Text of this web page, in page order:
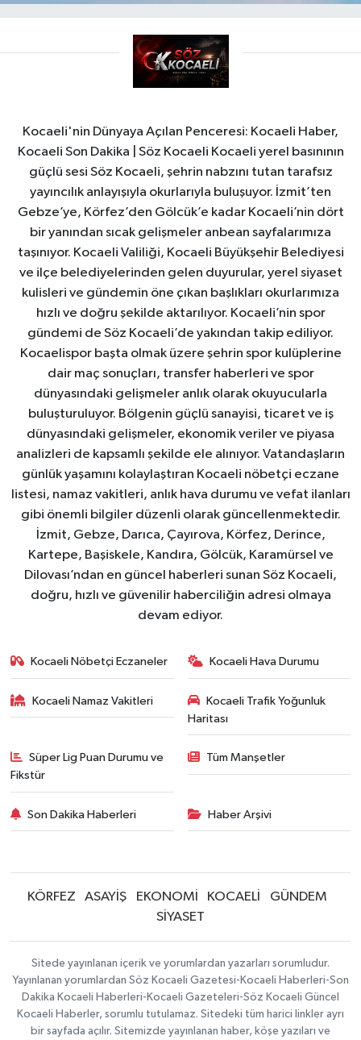
Kocaeli'nin Dünyaya Açılan Penceresi: Kocaeli Haber,
Kocaeli Son Dakika | Söz Kocaeli Kocaeli yerel basınının
güçlü sesi Söz Kocaeli, şehrin nabzını tutan tarafsız
yayıncılık anlayışıyla okurlarıyla buluşuyor. İzmit’ten
Gebze’ye, Körfez’den Gölcük’e kadar Kocaeli’nin dört
bir yanından sıcak gelişmeler anbean sayfalarımıza
taşınıyor. Kocaeli Valiliği, Kocaeli Büyükşehir Belediyesi
ve ilçe belediyelerinden gelen duyurular, yerel siyaset
kulisleri ve gündemin öne çıkan başlıkları okurlarımıza
hızlı ve doğru şekilde aktarılıyor. Kocaeli’nin spor
gündemi de Söz Kocaeli’de yakından takip ediliyor.
Kocaelispor başta olmak üzere şehrin spor kulüplerine
dair maç sonuçları, transfer haberleri ve spor
dünyasındaki gelişmeler anlık olarak okuyucularla
buluşturuluyor. Bölgenin güçlü sanayisi, ticaret ve iş
dünyasındaki gelişmeler, ekonomik veriler ve piyasa
analizleri de kapsamlı şekilde ele alınıyor. Vatandaşların
günlük yaşamını kolaylaştıran Kocaeli nöbetçi eczane
listesi, namaz vakitleri, anlık hava durumu ve vefat ilanları
gibi önemli bilgiler düzenli olarak güncellenmektedir.
İzmit, Gebze, Darıca, Çayırova, Körfez, Derince,
Kartepe, Başiskele, Kandıra, Gölcük, Karamürsel ve
Dilovası’ndan en güncel haberleri sunan Söz Kocaeli,
doğru, hızlı ve güvenilir haberciliğin adresi olmaya
devam ediyor.
Kocaeli Nöbetçi Eczaneler Kocaeli Hava Durumu
Kocaeli Namaz Vakitleri
Kocaeli Trafik Yoğunluk
Haritası
Süper Lig Puan Durumu ve
Fikstür
Tüm Manşetler
Son Dakika Haberleri Haber Arşivi
KÖRFEZ ASAYİŞ EKONOMİ KOCAELİ
GÜNDEM
SİYASET
Sitede yayınlanan içerik ve yorumlardan yazarları sorumludur.
Yayınlanan yorumlardan Söz Kocaeli Gazetesi-Kocaeli Haberleri-Son
Dakika Kocaeli Haberleri-Kocaeli Gazeteleri-Söz Kocaeli Güncel
Kocaeli Haberler, sorumlu tutulamaz. Sitedeki tüm harici linkler ayrı
bir sayfada açılır. Sitemizde yayınlanan haber, köşe yazıları ve